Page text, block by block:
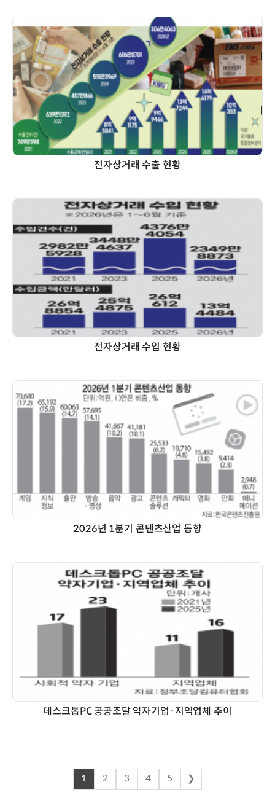
전자상거래 수출 현황
전자상거래 수입 현황
2026년 1분기 콘텐츠산업 동향
데스크톱PC 공공조달 약자기업·지역업체 추이
1 2 3 4 5 ❯